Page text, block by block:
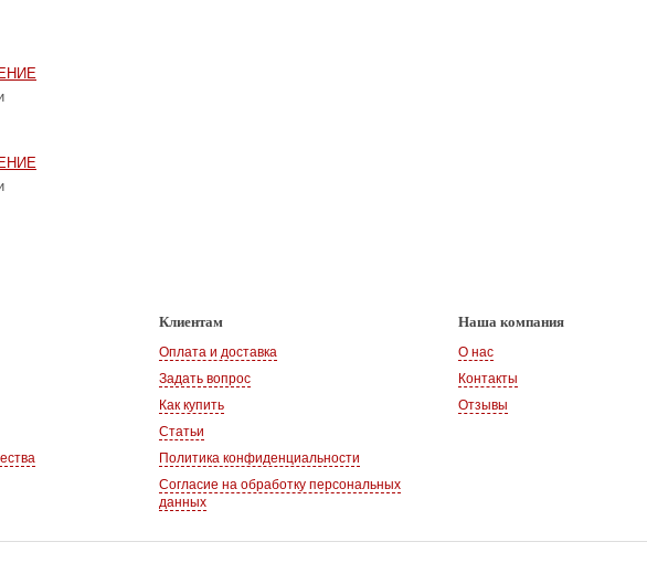
Клиентам
Оплата и доставка
Задать вопрос
Как купить
Статьи
Политика конфиденциальности
Согласие на обработку персональных
данных
Наша компания
О нас
Контакты
Отзывы